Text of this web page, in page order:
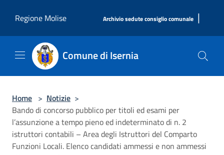
Regione Molise
Archivio sedute consiglio comunale |
Comune di Isernia
Home > Notizie >
Bando di concorso pubblico per titoli ed esami per
l’assunzione a tempo pieno ed indeterminato di n. 2
istruttori contabili – Area degli Istruttori del Comparto
Funzioni Locali. Elenco candidati ammessi e non ammessi